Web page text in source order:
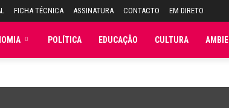
FICHA TÉCNICA ASSINATURA CONTACTO EM DIRETO
POLÍTICA EDUCAÇÃO CULTURA